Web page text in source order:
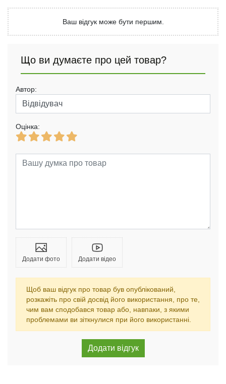
Ваш відгук може бути першим.
Що ви думаєте про цей товар?
Автор:
Оцінка:
Додати фото Додати відео
Щоб ваш відгук про товар був опублікований,
розкажіть про свій досвід його використання, про те,
чим вам сподобався товар або, навпаки, з якими
проблемами ви зіткнулися при його використанні.